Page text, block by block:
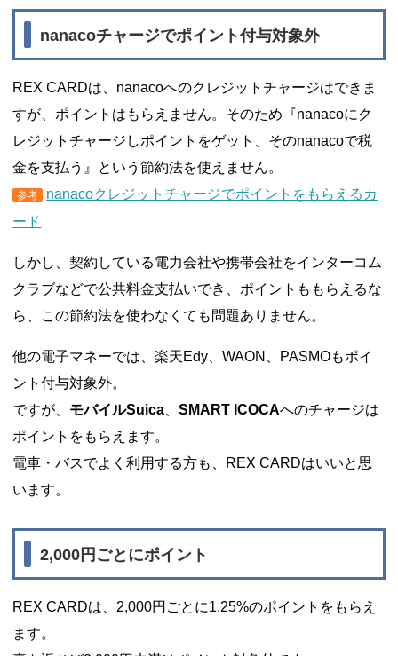
nanacoチャージでポイント付与対象外
REX CARDは、nanacoへのクレジットチャージはできま
すが、ポイントはもらえません。そのため『nanacoにク
レジットチャージしポイントをゲット、そのnanacoで税
金を支払う』という節約法を使えません。
参考
nanacoクレジットチャージでポイントをもらえるカ
ード
しかし、契約している電力会社や携帯会社をインターコム
クラブなどで公共料金支払いでき、ポイントももらえるな
ら、この節約法を使わなくても問題ありません。
他の電子マネーでは、楽天Edy、WAON、PASMOもポイ
ント付与対象外。
ですが、 モバイルSuica 、SMART ICOCAへのチャージは
ポイントをもらえます。
電車・バスでよく利用する方も、REX CARDはいいと思
います。
2,000円ごとにポイント
REX CARDは、2,000円ごとに1.25%のポイントをもらえ
ます。